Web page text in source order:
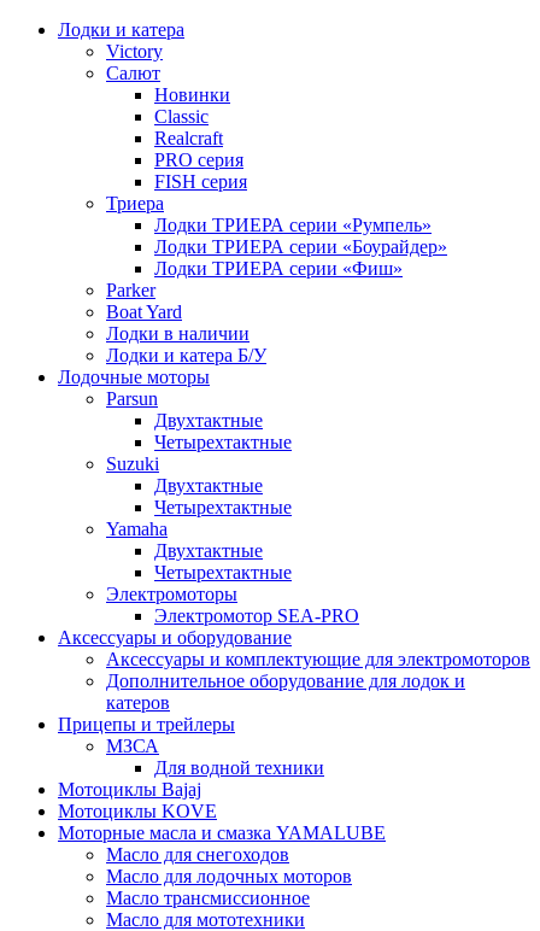
Лодки и катера
Victory
Салют
Новинки
Classic
Realcraft
PRO серия
FISH серия
Триера
Лодки ТРИЕРА серии «Румпель»
Лодки ТРИЕРА серии «Боурайдер»
Лодки ТРИЕРА серии «Фиш»
Parker
Boat Yard
Лодки в наличии
Лодки и катера Б/У
Лодочные моторы
Parsun
Двухтактные
Четырехтактные
Suzuki
Двухтактные
Четырехтактные
Yamaha
Двухтактные
Четырехтактные
Электромоторы
Электромотор SEA-PRO
Аксессуары и оборудование
Аксессуары и комплектующие для электромоторов
Дополнительное оборудование для лодок и
катеров
Прицепы и трейлеры
МЗСА
Для водной техники
Мотоциклы Bajaj
Мотоциклы KOVE
Моторные масла и смазка YAMALUBE
Масло для снегоходов
Масло для лодочных моторов
Масло трансмиссионное
Масло для мототехники